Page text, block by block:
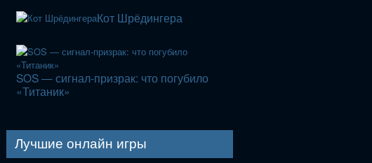
Кот Шрёдингера
SOS — сигнал-призрак: что погубило
«Титаник»
Лучшие онлайн игры